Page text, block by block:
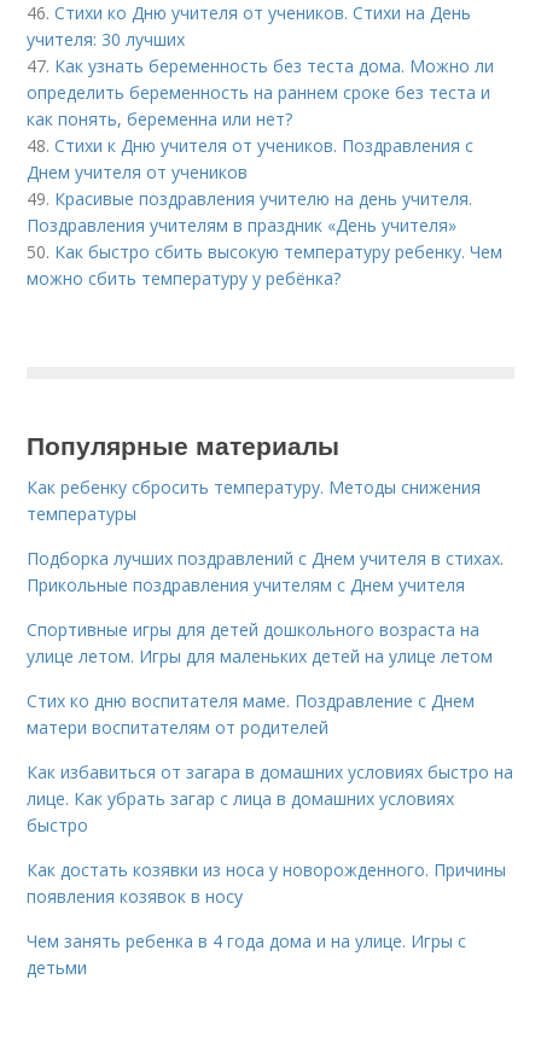
46.Стихи ко Дню учителя от учеников. Стихи на День
учителя: 30 лучших
47. Как узнать беременность без теста дома. Можно ли
определить беременность на раннем сроке без теста и
как понять, беременна или нет?
48.Стихи к Дню учителя от учеников. Поздравления с
Днем учителя от учеников
49. Красивые поздравления учителю на день учителя.
Поздравления учителям в праздник «День учителя»
50. Как быстро сбить высокую температуру ребенку. Чем
можно сбить температуру у ребёнка?
Популярные материалы
Как ребенку сбросить температуру. Методы снижения
температуры
Подборка лучших поздравлений с Днем учителя в стихах.
Прикольные поздравления учителям с Днем учителя
Спортивные игры для детей дошкольного возраста на
улице летом. Игры для маленьких детей на улице летом
Стих ко дню воспитателя маме. Поздравление с Днем
матери воспитателям от родителей
Как избавиться от загара в домашних условиях быстро на
лице. Как убрать загар с лица в домашних условиях
быстро
Как достать козявки из носа у новорожденного. Причины
появления козявок в носу
Чем занять ребенка в 4 года дома и на улице. Игры с
детьми